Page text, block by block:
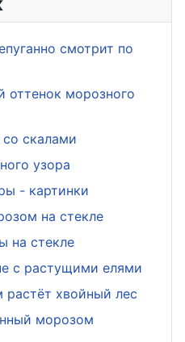
смотрит по
оттенок морозного
скалами
узора
- картинки
на стекле
на стекле
с растущими елями
хвойный лес
морозом